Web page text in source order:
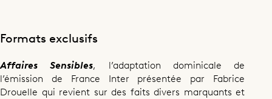
Formats exclusifs
Affaires Sensibles, l’adaptation dominicale de
l’émission de France Inter présentée par Fabrice
Drouelle qui revient sur des faits divers marquants et